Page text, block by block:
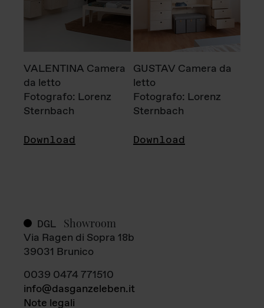
VALENTINA Camera
da letto
Fotografo: Lorenz
Sternbach
Download
GUSTAV Camera da
letto
Fotografo: Lorenz
Sternbach
Download
DGL Showroom
Via Ragen di Sopra 18b
39031 Brunico
0039 0474 771510
info@dasganzeleben.it
Note legali